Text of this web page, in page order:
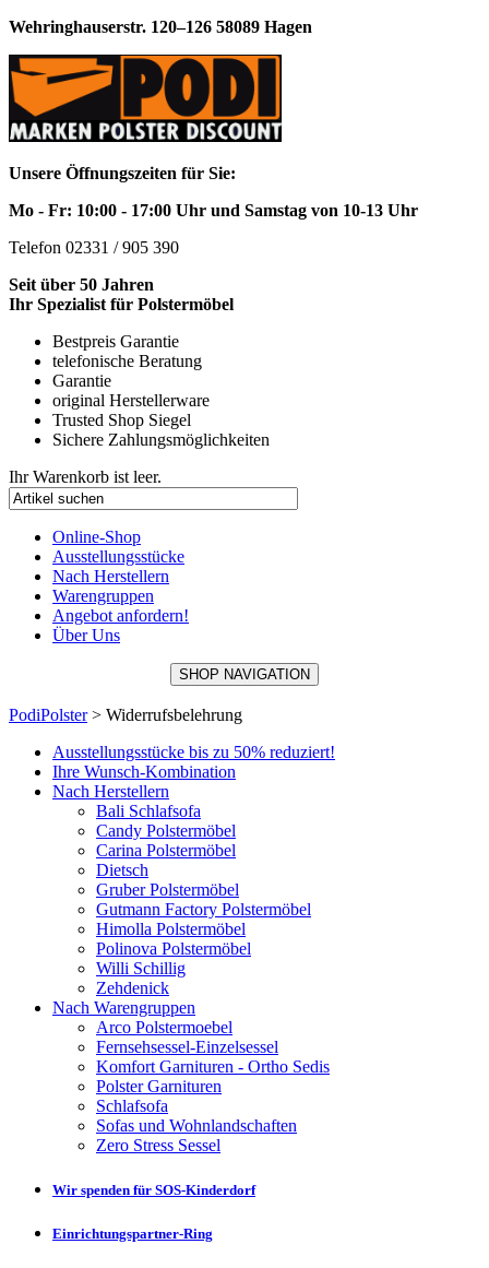
Wehringhauserstr. 120–126 58089 Hagen
Unsere Öffnungszeiten für Sie:
Mo - Fr: 10:00 - 17:00 Uhr und Samstag von 10-13 Uhr
Telefon 02331 / 905 390
Seit über 50 Jahren
Ihr Spezialist für Polstermöbel
Bestpreis Garantie
telefonische Beratung
Garantie
original Herstellerware
Trusted Shop Siegel
Sichere Zahlungsmöglichkeiten
Ihr Warenkorb ist leer.
Online-Shop
Ausstellungsstücke
Nach Herstellern
Warengruppen
Angebot anfordern!
Über Uns
SHOP NAVIGATION
PodiPolster> Widerrufsbelehrung
Ausstellungsstücke bis zu 50% reduziert!
Ihre Wunsch-Kombination
Nach Herstellern
Bali Schlafsofa
Candy Polstermöbel
Carina Polstermöbel
Dietsch
Gruber Polstermöbel
Gutmann Factory Polstermöbel
Himolla Polstermöbel
Polinova Polstermöbel
Willi Schillig
Zehdenick
Nach Warengruppen
Arco Polstermoebel
Fernsehsessel-Einzelsessel
Komfort Garnituren - Ortho Sedis
Polster Garnituren
Schlafsofa
Sofas und Wohnlandschaften
Zero Stress Sessel
Wir spenden für SOS-Kinderdorf
Einrichtungspartner-Ring